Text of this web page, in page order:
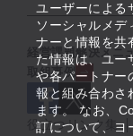
ユーザーによる
ソーシャルメデ
ナーと情報を共
た情報は、ユー
や各パートナー
報と組み合わさ
ます。 なお、
訂について、ヨ
経営課題解決メニ
取組事例
役立つリンク集